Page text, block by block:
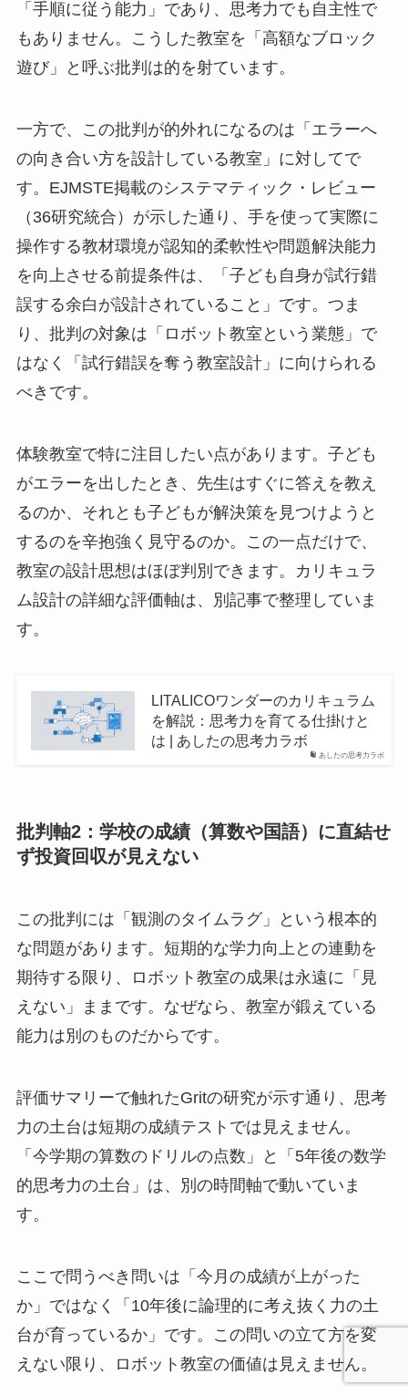
「手順に従う能力」であり、思考力でも自主性で
もありません。こうした教室を「高額なブロック
遊び」と呼ぶ批判は的を射ています。
一方で、この批判が的外れになるのは「エラーへ
の向き合い方を設計している教室」に対してで
す。EJMSTE掲載のシステマティック・レビュー
（36研究統合）が示した通り、手を使って実際に
操作する教材環境が認知的柔軟性や問題解決能力
を向上させる前提条件は、「子ども自身が試行錯
誤する余白が設計されていること」です。つま
り、批判の対象は「ロボット教室という業態」で
はなく「試行錯誤を奪う教室設計」に向けられる
べきです。
体験教室で特に注目したい点があります。子ども
がエラーを出したとき、先生はすぐに答えを教え
るのか、それとも子どもが解決策を見つけようと
するのを辛抱強く見守るのか。この一点だけで、
教室の設計思想はほぼ判別できます。カリキュラ
ム設計の詳細な評価軸は、別記事で整理していま
す。
あしたの思考力ラボ
LITALICOワンダーのカリキュラム
を解説：思考力を育てる仕掛けと
は | あしたの思考力ラボ
批判軸2：学校の成績（算数や国語）に直結せ
ず投資回収が見えない
この批判には「観測のタイムラグ」という根本的
な問題があります。短期的な学力向上との連動を
期待する限り、ロボット教室の成果は永遠に「見
えない」ままです。なぜなら、教室が鍛えている
能力は別のものだからです。
評価サマリーで触れたGritの研究が示す通り、思考
力の土台は短期の成績テストでは見えません。
「今学期の算数のドリルの点数」と「5年後の数学
的思考力の土台」は、別の時間軸で動いていま
す。
ここで問うべき問いは「今月の成績が上がった
か」ではなく「10年後に論理的に考え抜く力の土
台が育っているか」です。この問いの立て方を変
えない限り、ロボット教室の価値は見えません。